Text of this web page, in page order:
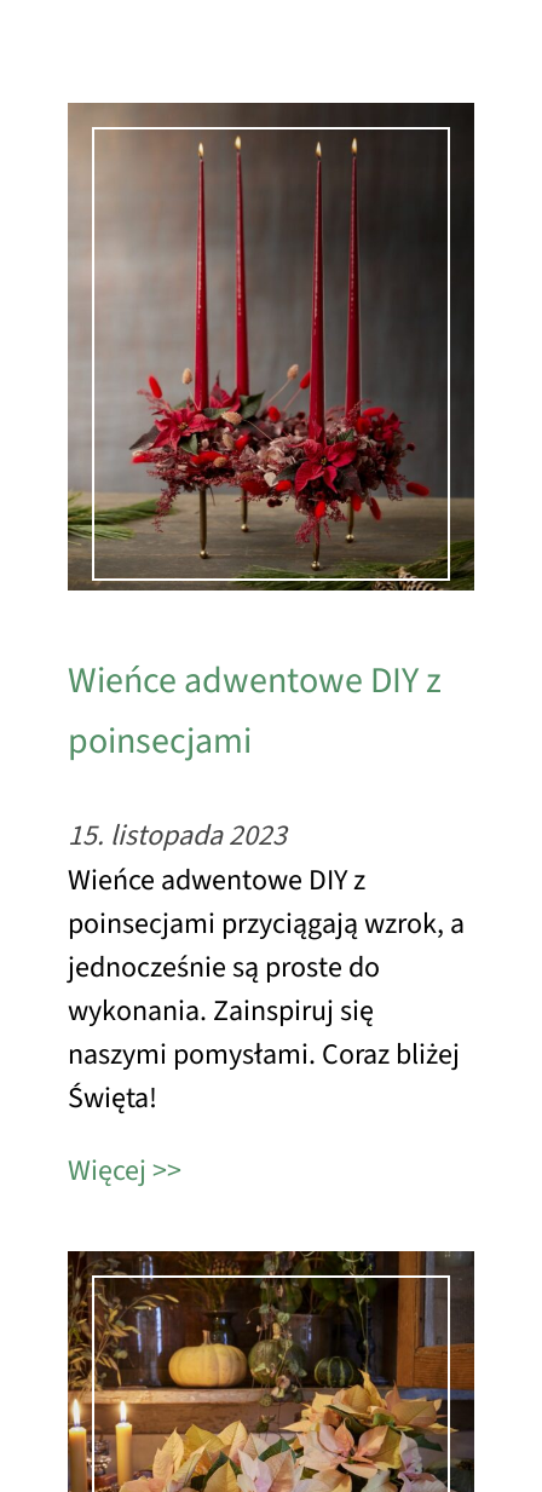
Wieńce adwentowe DIY z
poinsecjami
15. listopada 2023
Wieńce adwentowe DIY z
poinsecjami przyciągają wzrok, a
jednocześnie są proste do
wykonania. Zainspiruj się
naszymi pomysłami. Coraz bliżej
Święta!
Więcej